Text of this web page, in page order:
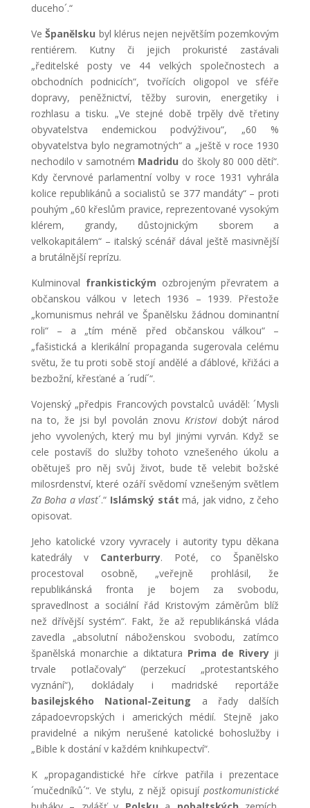
duceho´.“
VeŠpanělsku byl klérus nejen největším pozemkovým
rentiérem. Kutny či jejich prokuristé zastávali
„ředitelské posty ve 44 velkých společnostech a
obchodních podnicích“, tvořících oligopol ve sféře
dopravy, peněžnictví, těžby surovin, energetiky i
rozhlasu a tisku. „Ve stejné době trpěly dvě třetiny
obyvatelstva endemickou podvýživou“, „60 %
obyvatelstva bylo negramotných“ a „ještě v roce 1930
nechodilo v samotném Madridu do školy 80 000 dětí“.
Kdy červnové parlamentní volby v roce 1931 vyhrála
kolice republikánů a socialistů se 377 mandáty“ – proti
pouhým „60 křeslům pravice, reprezentované vysokým
klérem, grandy, důstojnickým sborem a
velkokapitálem“ – italský scénář dával ještě masivnější
a brutálnější reprízu.
Kulminoval frankistickým ozbrojeným převratem a
občanskou válkou v letech 1936 – 1939. Přestože
„komunismus nehrál ve Španělsku žádnou dominantní
roli“ – a „tím méně před občanskou válkou“ –
„fašistická a klerikální propaganda sugerovala celému
světu, že tu proti sobě stojí andělé a ďáblové, křižáci a
bezbožní, křesťané a ´rudí´“.
Vojenský „předpis Francových povstalců uváděl: ´Mysli
na to, že jsi byl povolán znovu Kristovi dobýt národ
jeho vyvolených, který mu byl jinými vyrván. Když se
cele postavíš do služby tohoto vznešeného úkolu a
obětuješ pro něj svůj život, bude tě velebit božské
milosrdenství, které ozáří svědomí vznešeným světlem
Za Boha a vlast´.“ Islámský státmá, jak vidno, z čeho
opisovat.
Jeho katolické vzory vyvracely i autority typu děkana
katedrály v Canterburry. Poté, co Španělsko
procestoval osobně, „veřejně prohlásil, že
republikánská fronta je bojem za svobodu,
spravedlnost a sociální řád Kristovým záměrům blíž
než dřívější systém“. Fakt, že až republikánská vláda
zavedla „absolutní náboženskou svobodu, zatímco
španělská monarchie a diktatura Prima de Rivery ji
trvale potlačovaly“ (perzekucí „protestantského
vyznání“), dokládaly i madridské reportáže
basilejského National-Zeitung a řady dalších
západoevropských i amerických médií. Stejně jako
pravidelné a nikým nerušené katolické bohoslužby i
„Bible k dostání v každém knihkupectví“.
K „propagandistické hře církve patřila i prezentace
´mučedníků´“. Ve stylu, z nějž opisujípostkomunistické